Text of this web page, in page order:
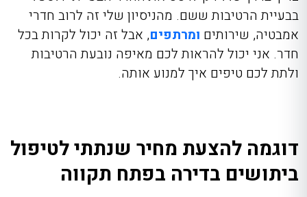
בבעיית הרטיבות ששם. מהניסיון שלי זה לרוב חדרי
אמבטיה, שירותים ומרתפים, אבל זה יכול לקרות בכל
חדר. אני יכול להראות לכם מאיפה נובעת הרטיבות
ולתת לכם טיפים איך למנוע אותה.
דוגמה להצעת מחיר שנתתי לטיפול
ביתושים בדירה בפתח תקווה